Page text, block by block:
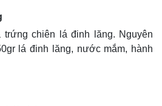
trứng chiên lá đinh lăng. Nguyên
lá đinh lăng, nước mắm, hành